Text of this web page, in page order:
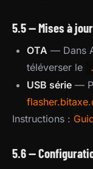
5.5 — Mises à
OTA — Dans
téléverser le
USB série —
Instructions :
5.6 —